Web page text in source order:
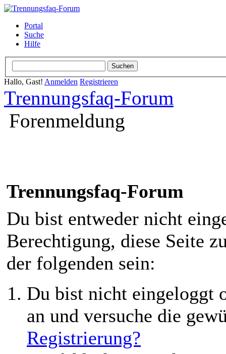
Portal
Suche
Hilfe
Hallo, Gast! Anmelden Registrieren
Trennungsfaq-Forum
Forenmeldung
Trennungsfaq-Forum
Du bist entweder nicht
Berechtigung, diese Seite
der folgenden sein:
Du bist nicht eingeloggt
an und versuche die
Registrierung?